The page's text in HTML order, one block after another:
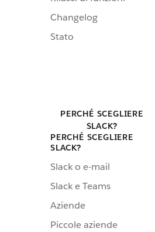
Changelog
Stato
PERCHÉ SCEGLIERE
SLACK?
PERCHÉ SCEGLIERE
SLACK?
Slack o e-mail
Slack e Teams
Aziende
Piccole aziende